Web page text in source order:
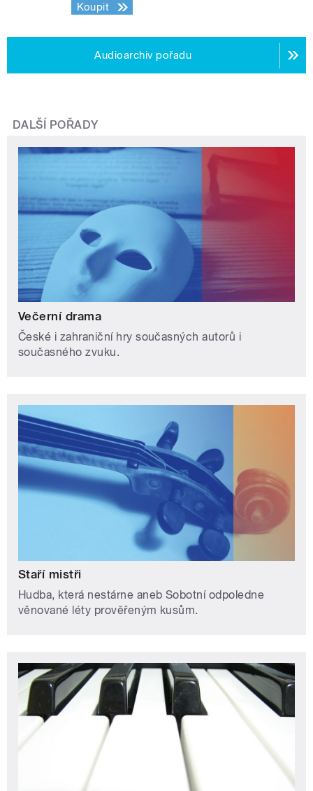
Koupit
Audioarchiv pořadu
DALŠÍ POŘADY
Večerní drama
České i zahraniční hry současných autorů i
současného zvuku.
Staří mistři
Hudba, která nestárne aneb Sobotní odpoledne
věnované léty prověřeným kusům.